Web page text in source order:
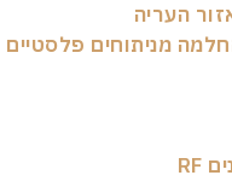
העריה
מניתוחים פלסטיים